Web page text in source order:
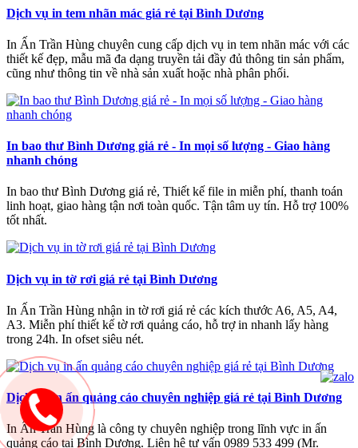
Dịch vụ in tem nhãn mác giá rẻ tại Bình Dương
In Ấn Trần Hùng chuyên cung cấp dịch vụ in tem nhãn mác với các
thiết kế đẹp, mẫu mã đa dạng truyền tải đầy đủ thông tin sản phẩm,
cũng như thông tin về nhà sản xuất hoặc nhà phân phối.
In bao thư Bình Dương giá rẻ - In mọi số lượng - Giao hàng
nhanh chóng
In bao thư Bình Dương giá rẻ, Thiết kế file in miễn phí, thanh toán
linh hoạt, giao hàng tận nơi toàn quốc. Tận tâm uy tín. Hỗ trợ 100%
tốt nhất.
Dịch vụ in tờ rơi giá rẻ tại Bình Dương
In Ấn Trần Hùng nhận in tờ rơi giá rẻ các kích thước A6, A5, A4,
A3. Miễn phí thiết kế tờ rơi quảng cáo, hỗ trợ in nhanh lấy hàng
trong 24h. In ofset siêu nét.
Dịch vụ in ấn quảng cáo chuyên nghiệp giá rẻ tại Bình Dương
In Ấn Trần Hùng là công ty chuyên nghiệp trong lĩnh vực in ấn
quảng cáo tại Bình Dương. Liên hệ tư vấn 0989 533 499 (Mr.